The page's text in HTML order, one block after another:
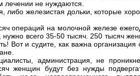
лечении не нуждаются.
либо железистая дольки, которые
операций на молочной железе
нужно всего 35-50 тысяч. 250 тысяч
Вот и судите, как важна организация
администрация, не
женщин будут без нужды